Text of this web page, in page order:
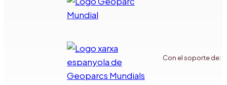
Con el soporte de: